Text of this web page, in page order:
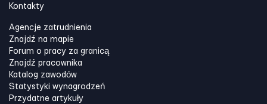
Kontakty
Agencje zatrudnienia
Znajdź na mapie
Forum o pracy za granicą
Znajdź pracownika
Katalog zawodów
Statystyki wynagrodzeń
Przydatne artykuły